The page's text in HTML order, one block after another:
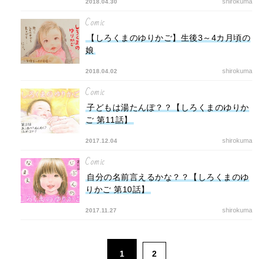
2018.04.30
Comic
【しろくまのゆりかご】生後3～4カ月頃の
娘
2018.04.02 shirokuma
Comic
子どもは湯たんぽ？？【しろくまのゆりか
ご 第11話】
2017.12.04 shirokuma
Comic
自分の名前言えるかな？？【しろくまのゆ
りかご 第10話】
2017.11.27 shirokuma
1 2